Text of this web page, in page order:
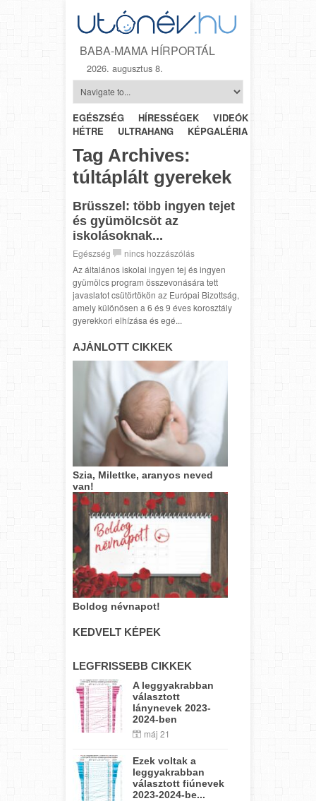
BABA-MAMA HÍRPORTÁL
2026. augusztus 8.
EGÉSZSÉG HÍRESSÉGEK VIDEÓK
HÉTRŐL-
HÉTRE
ULTRAHANG KÉPGALÉRIA
Tag Archives:
túltáplált gyerekek
Brüsszel: több ingyen tejet
és gyümölcsöt az
iskolásoknak...
Egészség
nincs hozzászólás
Az általános iskolai ingyen tej és ingyen
gyümölcs program összevonására tett
javaslatot csütörtökön az Európai Bizottság,
amely különösen a 6 és 9 éves korosztály
gyerekkori elhízása és egé...
AJÁNLOTT CIKKEK
Szia, Milettke, aranyos neved
van!
Boldog névnapot!
KEDVELT KÉPEK
LEGFRISSEBB CIKKEK
A leggyakrabban
választott
lánynevek 2023-
2024-ben
máj 21
Ezek voltak a
leggyakrabban
választott fiúnevek
2023-2024-be...